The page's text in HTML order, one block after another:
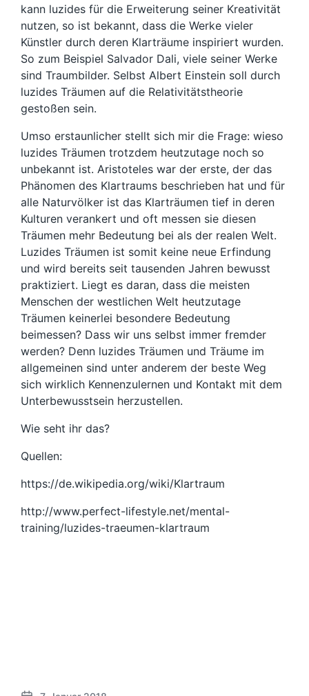
kann luzides für die Erweiterung seiner Kreativität
nutzen, so ist bekannt, dass die Werke vieler
Künstler durch deren Klarträume inspiriert wurden.
So zum Beispiel Salvador Dali, viele seiner Werke
sind Traumbilder. Selbst Albert Einstein soll durch
luzides Träumen auf die Relativitätstheorie
gestoßen sein.
Umso erstaunlicher stellt sich mir die Frage: wieso
luzides Träumen trotzdem heutzutage noch so
unbekannt ist. Aristoteles war der erste, der das
Phänomen des Klartraums beschrieben hat und für
alle Naturvölker ist das Klarträumen tief in deren
Kulturen verankert und oft messen sie diesen
Träumen mehr Bedeutung bei als der realen Welt.
Luzides Träumen ist somit keine neue Erfindung
und wird bereits seit tausenden Jahren bewusst
praktiziert. Liegt es daran, dass die meisten
Menschen der westlichen Welt heutzutage
Träumen keinerlei besondere Bedeutung
beimessen? Dass wir uns selbst immer fremder
werden? Denn luzides Träumen und Träume im
allgemeinen sind unter anderem der beste Weg
sich wirklich Kennenzulernen und Kontakt mit dem
Unterbewusstsein herzustellen.
Wie seht ihr das?
Quellen:
https://de.wikipedia.org/wiki/Klartraum
http://www.perfect-lifestyle.net/mental-
training/luzides-traeumen-klartraum